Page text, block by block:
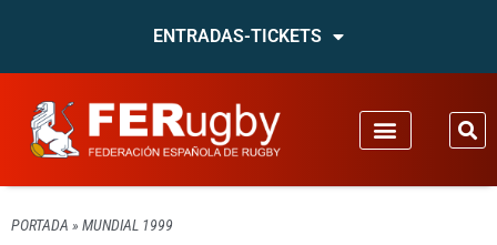
ENTRADAS-TICKETS
PORTADA » MUNDIAL 1999